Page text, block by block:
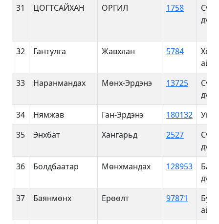
31 ЦОГТСАЙХАН ОРГИЛ 1758
32 Гантулга Жавхлан 5784
33
Наранмандах Мөнх-Эрдэнэ 13725
34
Нямжав Ган-Эрдэнэ 180132
Увс
35
Энхбат Хангарьд 2527
36
Болдбаатар Мөнхмандах 128953
37
Баянмөнх Ерөөлт 97871